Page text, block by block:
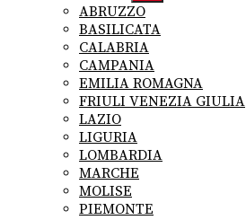
sub
menu
ABRUZZO
BASILICATA
CALABRIA
CAMPANIA
EMILIA ROMAGNA
FRIULI VENEZIA GIULIA
LAZIO
LIGURIA
LOMBARDIA
MARCHE
MOLISE
PIEMONTE